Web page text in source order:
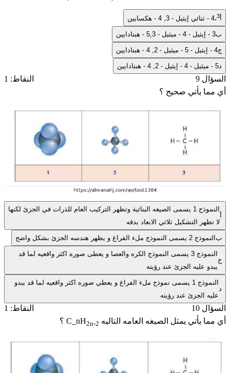
4،3 - ثنائي إيثيل - 3, 4 - هكسايين
ب3 - إيثيل - 4 - ميثيل - 5,3 - هبتادايين
ج4 - إيثيل - 5 - ميثيل - 2, 4 - هبتادايين
5 - ميثيل - 4 - إيثيل - 2, 4 - هبتادايين
السؤال 9
النقاط: 1
أي مما يأتي صحيح ؟
النموذج 1 يسمى الصيغه البنائية وتظهر التركيب العام للذرات في الجزئ لكنها
لا تظهر التشكيل ثلاثي الابعاد بدقه
بالنموذج 2 يسمى النموذج ملء الفراغ و يظهر هندسه الجزئ بشكل واضح
ج
النموذج 3 يسمى النموذج الكره والعصا و يعطى صوره اكثر واقعيه لما قد
يبدو عليه الجزئ عند رؤيته
النموذج 1 يسمى نموذج ملء الفراغ و يعطي صوره اكثر واقعيه لما قد يبدو
عليه الجزئ عند رؤيته
السؤال 10
النقاط: 1
أي مما يأتي يمثل الصيغه العامه التاليه
C_nH2n-2 ؟